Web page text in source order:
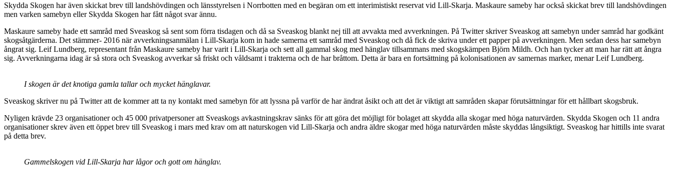
Skydda Skogen har även skickat brev till landshövdingen och länsstyrelsen i Norrbotten med en begäran om ett interimistiskt reservat vid Lill-Skarja. Maskaure sameby har också skickat brev till landshövdingen
men varken samebyn eller Skydda Skogen har fått något svar ännu.
Maskaure sameby hade ett samråd med Sveaskog så sent som förra tisdagen och då sa Sveaskog blankt nej till att avvakta med avverkningen. På Twitter skriver Sveaskog att samebyn under samråd har godkänt
skogsåtgärderna. Det stämmer- 2016 när avverkningsanmälan i Lill-Skarja kom in hade samerna ett samråd med Sveaskog och då fick de skriva under ett papper på avverkningen. Men sedan dess har samebyn
ångrat sig. Leif Lundberg, representant från Maskaure sameby har varit i Lill-Skarja och sett all gammal skog med hänglav tillsammans med skogskämpen Björn Mildh. Och han tycker att man har rätt att ångra
sig. Avverkningarna idag är så stora och Sveaskog avverkar så friskt och våldsamt i trakterna och de har bråttom. Detta är bara en fortsättning på kolonisationen av samernas marker, menar Leif Lundberg.
I skogen är det knotiga gamla tallar och mycket hänglavar.
Sveaskog skriver nu på Twitter att de kommer att ta ny kontakt med samebyn för att lyssna på varför de har ändrat åsikt och att det är viktigt att samråden skapar förutsättningar för ett hållbart skogsbruk.
Nyligen krävde 23 organisationer och 45 000 privatpersoner att Sveaskogs avkastningskrav sänks för att göra det möjligt för bolaget att skydda alla skogar med höga naturvärden. Skydda Skogen och 11 andra
organisationer skrev även ett öppet brev till Sveaskog i mars med krav om att naturskogen vid Lill-Skarja och andra äldre skogar med höga naturvärden måste skyddas långsiktigt. Sveaskog har hittills inte svarat
på detta brev.
Gammelskogen vid Lill-Skarja har lågor och gott om hänglav.